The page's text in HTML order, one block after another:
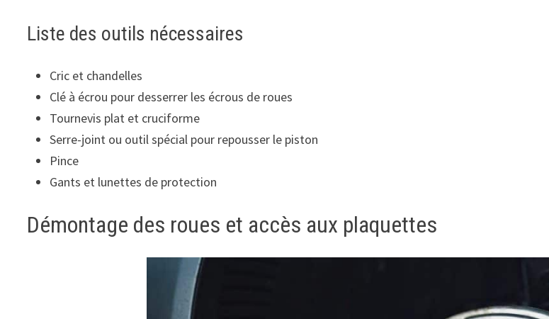
Liste des outils nécessaires
Cric et chandelles
Clé à écrou pour desserrer les écrous de roues
Tournevis plat et cruciforme
Serre-joint ou outil spécial pour repousser le piston
Pince
Gants et lunettes de protection
Démontage des roues et accès aux plaquettes